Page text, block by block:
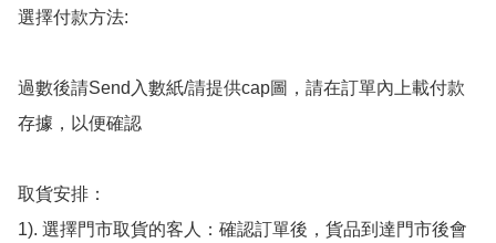
選擇付款方法:
過數後請Send入數紙/請提供cap圖，請在訂單內上載付款
存據，以便確認
取貨安排：
1). 選擇門市取貨的客人：確認訂單後，貨品到達門市後會